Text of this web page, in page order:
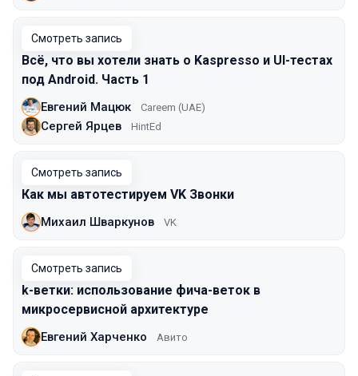
Смотреть запись
Всё, что вы хотели знать о Kaspresso и UI-тестах
под Android. Часть 1
Евгений Мацюк Careem (UAE)
Сергей Ярцев HintEd
Смотреть запись
Как мы автотестируем VK Звонки
Михаил Шваркунов VK
Смотреть запись
k-ветки: использование фича-веток в
микросервисной архитектуре
Евгений Харченко Авито